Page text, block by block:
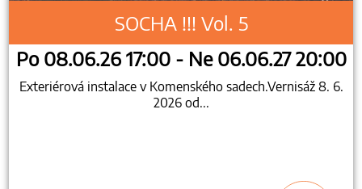
SOCHA !!! Vol. 5
Po 08.06.26 17:00 - Ne 06.06.27 20:00
Exteriérová instalace v Komenského sadech.Vernisáž 8. 6.
2026 od...